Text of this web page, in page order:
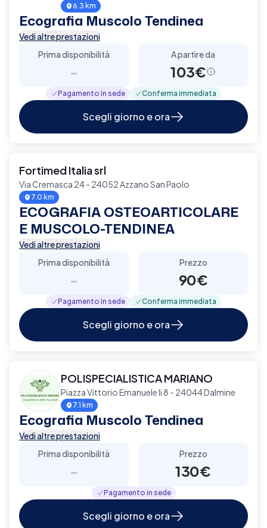
6.3 km
Ecografia Muscolo Tendinea
Vedi altre prestazioni
Prima disponibilità
-
A partire da
103€
Pagamento in sede Conferma immediata
Scegli giorno e ora
Fortimed Italia srl
Via Cremasca 24 - 24052 Azzano San Paolo
7.0 km
ECOGRAFIA OSTEOARTICOLARE
E MUSCOLO-TENDINEA
Vedi altre prestazioni
Prima disponibilità
-
Prezzo
90€
Pagamento in sede Conferma immediata
Scegli giorno e ora
POLISPECIALISTICA MARIANO
Piazza Vittorio Emanuele Ii 8 - 24044 Dalmine
7.1 km
Ecografia Muscolo Tendinea
Vedi altre prestazioni
Prima disponibilità
-
Prezzo
130€
Pagamento in sede
Scegli giorno e ora